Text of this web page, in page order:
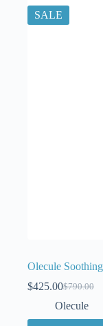
SALE
Olecule
$790.00
$425.00
Olecule